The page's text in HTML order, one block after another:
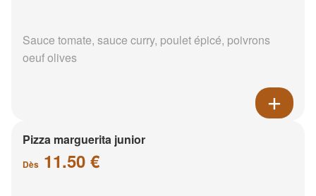
Sauce tomate, sauce curry, poulet épicé, poivrons
oeuf olives
Pizza marguerita junior
Dès 11.50 €